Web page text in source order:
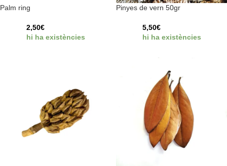
Palm ring
2,50€
hi ha existències
Pinyes de vern 50gr
5,50€
hi ha existències